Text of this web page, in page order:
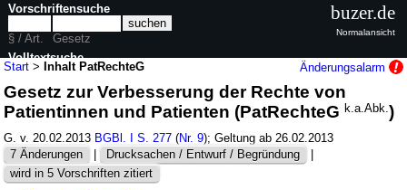
Start >Inhalt PatRechteG Änderungsalarm
Gesetz zur Verbesserung der Rechte von
Patientinnen und Patienten (PatRechteGk.a.Abk.)
G. v. 20.02.2013 BGBl. I S. 277 (Nr. 9); Geltung ab 26.02.2013
7 Änderungen
| Drucksachen / Entwurf / Begründung
|
wird in 5 Vorschriften zitiert
Vorschriftensuche
§ / Art.
Gesetz
Volltextsuche
nur in PatRechteG
buzer.de
Normalansicht